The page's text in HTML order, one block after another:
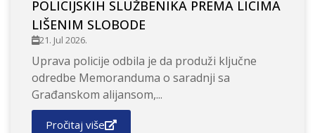
POLICIJSKIH SLUŽBENIKA PREMA LICIMA
LIŠENIM SLOBODE
21. Jul 2026.
Uprava policije odbila je da produži ključne
odredbe Memoranduma o saradnji sa
Građanskom alijansom,...
Pročitaj više